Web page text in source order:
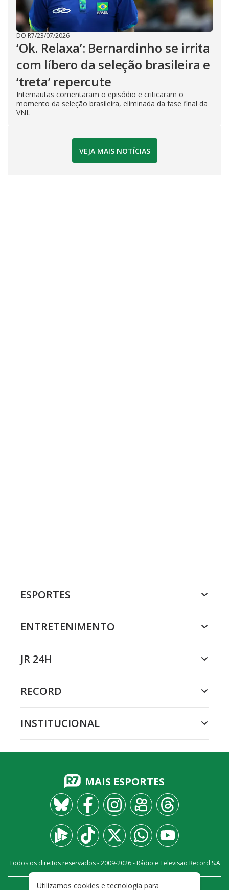
DO R7/23/07/2026
‘Ok. Relaxa’: Bernardinho se irrita
com líbero da seleção brasileira e
‘treta’ repercute
Internautas comentaram o episódio e criticaram o
momento da seleção brasileira, eliminada da fase final da
VNL
VEJA MAIS NOTÍCIAS
ESPORTES
ENTRETENIMENTO
JR 24H
RECORD
INSTITUCIONAL
MAIS ESPORTES
Todos os direitos reservados - 2009-2026- Rádio e Televisão Record S.A
Utilizamos cookies e tecnologia para